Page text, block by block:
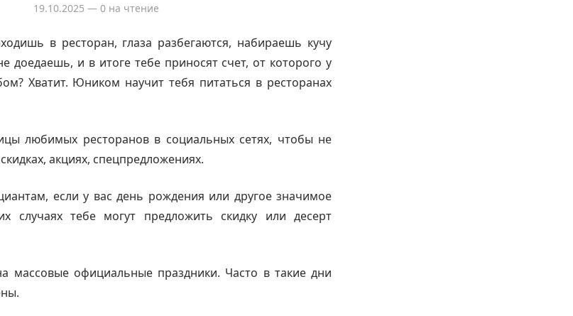
19.10.2025 — 0 на чтение
в ресторан, глаза разбегаются, набираешь кучу
доедаешь, и в итоге тебе приносят счет, от которого у
Хватит. Юником научит тебя питаться в ресторанах
любимых ресторанов в социальных сетях, чтобы не
акциях, спецпредложениях.
если у вас день рождения или другое значимое
случаях тебе могут предложить скидку или десерт
массовые официальные праздники. Часто в такие дни